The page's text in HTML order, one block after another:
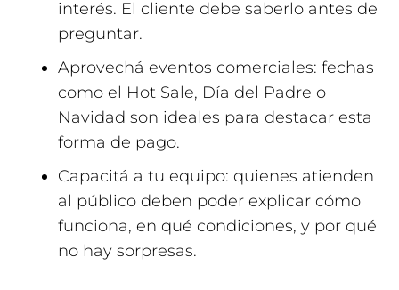
interés. El cliente debe saberlo antes de
preguntar.
Aprovechá eventos comerciales: fechas
como el Hot Sale, Día del Padre o
Navidad son ideales para destacar esta
forma de pago.
Capacitá a tu equipo: quienes atienden
al público deben poder explicar cómo
funciona, en qué condiciones, y por qué
no hay sorpresas.